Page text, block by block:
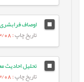
تاریخ چاپ: 1405/03/08
تحلیل احادیث
تاریخ چاپ: 1405/03/08